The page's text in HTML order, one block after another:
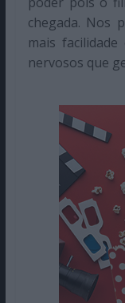
chegada. Nos
mais
nervosos que